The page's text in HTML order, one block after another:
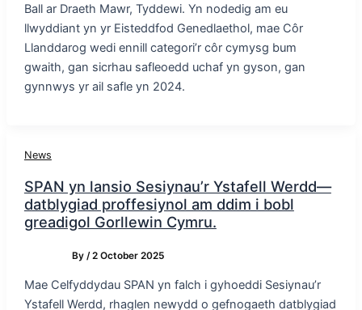
Ball ar Draeth Mawr, Tyddewi. Yn nodedig am eu
llwyddiant yn yr Eisteddfod Genedlaethol, mae Côr
Llanddarog wedi ennill categori’r côr cymysg bum
gwaith, gan sicrhau safleoedd uchaf yn gyson, gan
gynnwys yr ail safle yn 2024.
News
SPAN yn lansio Sesiynau’r Ystafell Werdd—
datblygiad proffesiynol am ddim i bobl
greadigol Gorllewin Cymru.
By/2 October 2025
Mae Celfyddydau SPAN yn falch i gyhoeddi Sesiynau’r
Ystafell Werdd, rhaglen newydd o gefnogaeth datblygiad